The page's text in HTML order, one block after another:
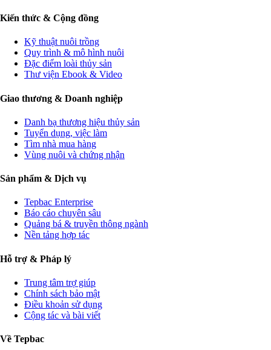
Kiến thức & Cộng đồng
Kỹ thuật nuôi trồng
Quy trình & mô hình nuôi
Đặc điểm loài thủy sản
Thư viện Ebook & Video
Giao thương & Doanh nghiệp
Danh bạ thương hiệu thủy sản
Tuyển dụng, việc làm
Tìm nhà mua hàng
Vùng nuôi và chứng nhận
Sản phẩm & Dịch vụ
Tepbac Enterprise
Báo cáo chuyên sâu
Quảng bá & truyền thông ngành
Nền tảng hợp tác
Hỗ trợ & Pháp lý
Trung tâm trợ giúp
Chính sách bảo mật
Điều khoản sử dụng
Cộng tác và bài viết
Về Tepbac